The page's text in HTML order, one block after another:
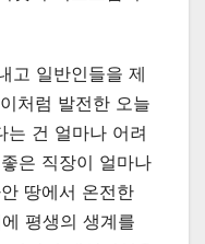
고 일반인들을 제
처럼 발전한 오늘
는 건 얼마나 어려
은 직장이 얼마나
땅에서 온전한
평생의 생계를